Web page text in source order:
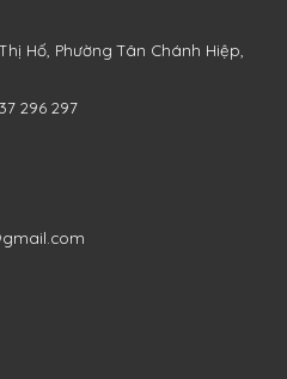
Hố, PhườngTân Chánh Hiệp,
296 297